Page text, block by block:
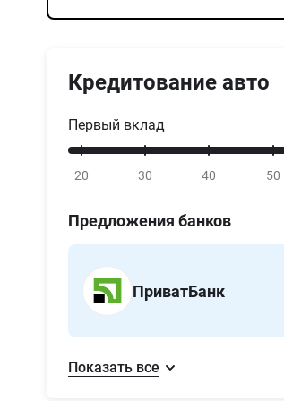
Кредитование авто
Первый вклад
20 30 40 50
Предложения банков
ПриватБанк
Показать все